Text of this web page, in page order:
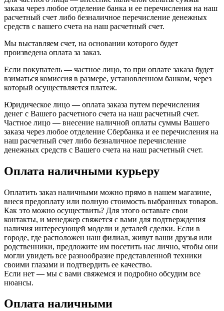
заказа через любое отделение банка и ее перечисления на наш
расчетный счет либо безналичное перечисление денежных
средств с вашего счета на наш расчетный счет.
Мы выставляем счет, на основании которого будет
произведена оплата за заказ.
Если покупатель — частное лицо, то при оплате заказа будет
взиматься комиссия в размере, установленном банком, через
который осуществляется платеж.
Юридическое лицо — оплата заказа путем перечисления
денег с Вашего расчетного счета на наш расчетный счет.
Частное лицо — внесение наличной оплаты суммы Вашего
заказа через любое отделение Сбербанка и ее перечисления на
наш расчетный счет либо безналичное перечисление
денежных средств с Вашего счета на наш расчетный счет.
Оплата наличными курьеру
Оплатить заказ наличными можно прямо в нашем магазине,
внеся предоплату или полную стоимость выбранных товаров.
Как это можно осуществить? Для этого оставьте свои
контакты, и менеджер свяжется с вами для подтверждения
наличия интересующей модели и деталей сделки. Если в
городе, где расположен наш филиал, живут ваши друзья или
родственники, предложите им посетить нас лично, чтобы они
могли увидеть все разнообразие представленной техники
своими глазами и подтвердить ее качество.
Если нет — мы с вами свяжемся и подробно обсудим все
нюансы.
Оплата наличными